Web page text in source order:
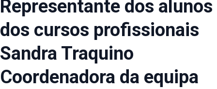
Representante dos alunos
dos cursos profissionais
Sandra Traquino
Coordenadora da equipa